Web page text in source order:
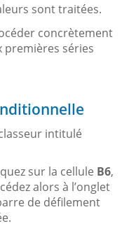
sont traitées.
concrètement
premières séries
intitulé
sur la cellule B6,
alors à l’onglet
de défilement